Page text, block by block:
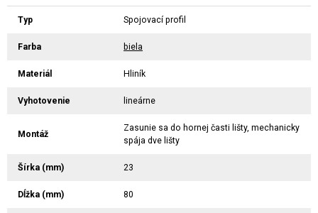
Typ Spojovací profil
Farba biela
Materiál Hliník
Vyhotovenie lineárne
Montáž
Zasunie sa do hornej časti lišty, mechanicky
spája dve lišty
Šírka (mm) 23
Dĺžka (mm) 80